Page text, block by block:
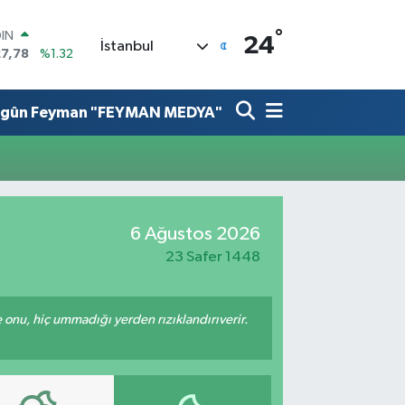
%1.32
%0.08
%-0.02
%4.44
İstanbul 24°
Feyman "FEYMAN MEDYA"
6 Ağustos 2026
23 Safer 1448
hiç ummadığı yerden rızıklandırıverir.